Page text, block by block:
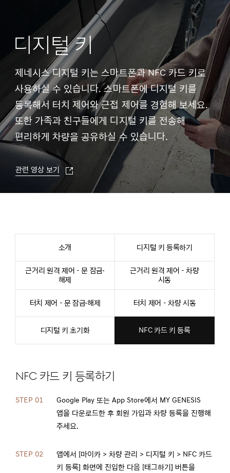
디지털 키
제네시스 디지털 키는 스마트폰과 NFC 카드 키로
사용하실 수 있습니다. 스마트폰에 디지털 키를
등록해서 터치 제어와 근접 제어를 경험해 보세요.
또한 가족과 친구들에게 디지털 키를 전송해
편리하게 차량을 공유하실 수 있습니다.
관련 영상 보기
소개 디지털 키 등록하기
근거리 원격 제어 - 문 잠금·
해제
근거리 원격 제어 - 차량
시동
터치 제어 - 문 잠금·해제 터치 제어 - 차량 시동
디지털 키 초기화 NFC 카드 키 등록
NFC 카드 키 등록하기
STEP 01
Google Play 또는 App Store에서 MY GENESIS
앱을 다운로드한 후 회원 가입과 차량 등록을 진행해
주세요.
STEP 02
앱에서 [마이카 > 차량 관리 > 디지털 키 > NFC 카드
키 등록] 화면에 진입한 다음 [태그하기] 버튼을